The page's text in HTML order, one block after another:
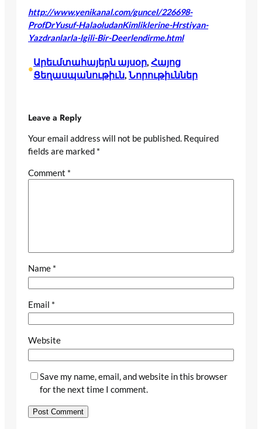
http://www.yenikanal.com/guncel/226698-
ProfDrYusuf-HalaoludanKimliklerine-Hrstiyan-
Yazdranlarla-lgili-Bir-Deerlendirme.html
•
Արեւմտահայերն այսօր Հայոց
Ցեղասպանութիւն Նորութիւններ
Leave a Reply
Your email address will not be published. Required
fields are marked *
Comment *
Name *
Email *
Website
Save my name, email, and website in this browser
for the next time I comment.